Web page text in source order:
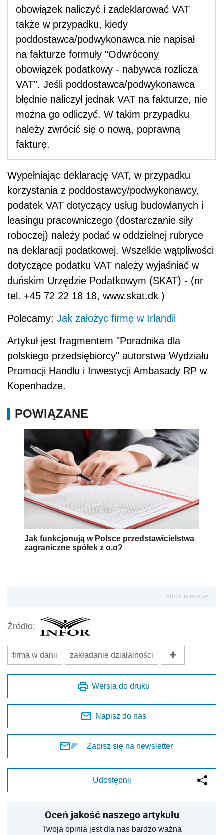
obowiązek naliczyć i zadeklarować VAT
także w przypadku, kiedy
poddostawca/podwykonawca nie napisał
na fakturze formuły "Odwrócony
obowiązek podatkowy - nabywca rozlicza
VAT”. Jeśli poddostawca/podwykonawca
błędnie naliczył jednak VAT na fakturze, nie
można go odliczyć. W takim przypadku
należy zwrócić się o nową, poprawną
fakturę.
Wypełniając deklarację VAT, w przypadku
korzystania z poddostawcy/podwykonawcy,
podatek VAT dotyczący usług budowlanych i
leasingu pracowniczego (dostarczanie siły
roboczej) należy podać w oddzielnej rubryce
na deklaracji podatkowej. Wszelkie wątpliwości
dotyczące podatku VAT należy wyjaśniać w
duńskim Urzędzie Podatkowym (SKAT) - (nr
tel. +45 72 22 18 18, www.skat.dk )
Polecamy: Jak założyc firmę w Irlandii
Artykuł jest fragmentem "Poradnika dla
polskiego przedsiębiorcy" autorstwa Wydziału
Promocji Handlu i Inwestycji Ambasady RP w
Kopenhadze.
POWIĄZANE
Jak funkcjonują w Polsce przedstawicielstwa
zagraniczne spółek z o.o?
AUTOPROMOCJA
Źródło:
firma w danii zakładanie działalności
Wersja do druku
Napisz do nas
Zapisz się na newsletter
Udostępnij
Oceń jakość naszego artykułu
Twoja opinia jest dla nas bardzo ważna